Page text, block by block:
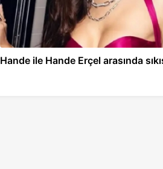
Hande ile Hande Erçel arasında